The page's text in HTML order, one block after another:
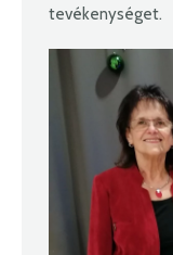
tevékenységet.